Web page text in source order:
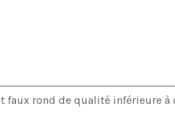
et faux rond de qualité inférieure